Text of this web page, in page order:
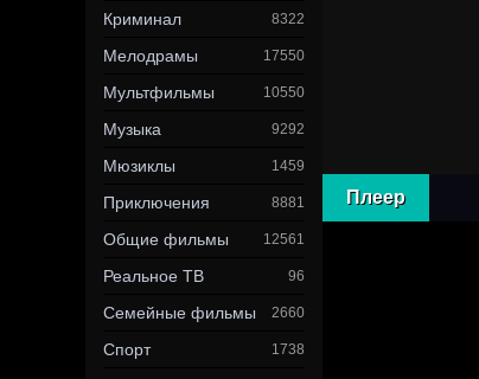
Криминал 8322
Мелодрамы 17550
Мультфильмы 10550
Музыка 9292
Мюзиклы 1459
Приключения 8881
Общие фильмы 12561
Реальное ТВ 96
Семейные фильмы 2660
Спорт 1738
Плеер